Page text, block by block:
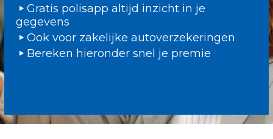
Gratis polisapp altijd inzicht in je
gegevens
Ook voor zakelijke autoverzekeringen
Bereken hieronder snel je premie